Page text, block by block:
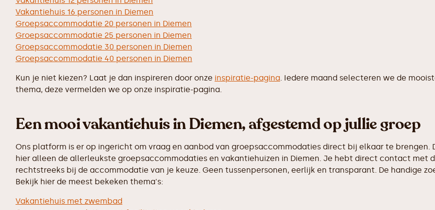
Vakantiehuis 16 personen in Diemen
Groepsaccommodatie 20 personen in Diemen
Groepsaccommodatie 25 personen in Diemen
Groepsaccommodatie 30 personen in Diemen
Groepsaccommodatie 40 personen in Diemen
Kun je niet kiezen? Laat je dan inspireren door onze inspiratie-pagina. Iedere maand selecteren we de
thema, deze vermelden we op onze inspiratie-pagina.
Een mooi vakantiehuis in Diemen, afgestemd op jullie groep
Ons platform is er op ingericht om vraag en aanbod van groepsaccommodaties direct bij elkaar te
hier alleen de allerleukste groepsaccommodaties en vakantiehuizen in Diemen. Je hebt direct contact met
rechtstreeks bij de accommodatie van je keuze. Geen tussenpersonen, eerlijk en transparant. De handige
Bekijk hier de meest bekeken thema's:
Vakantiehuis met zwembad